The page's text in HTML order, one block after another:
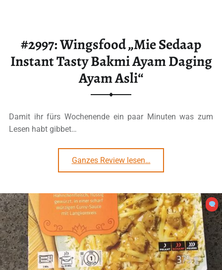
#2997: Wingsfood „Mie Sedaap
Instant Tasty Bakmi Ayam Daging
Ayam Asli“
Damit ihr fürs Wochenende ein paar Minuten was zum
Lesen habt gibbet…
Ganzes Review lesen“#2997: Wingsfood „Mie Sedaap Instant Tasty Bakmi Ayam Daging Ayam Asli“”
…
0